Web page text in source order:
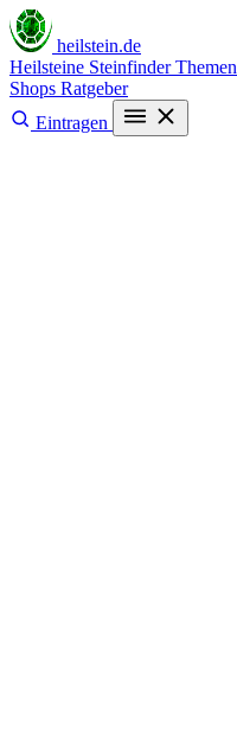
heilstein.de
Heilsteine SteinfinderThemen
Shops Ratgeber
Eintragen